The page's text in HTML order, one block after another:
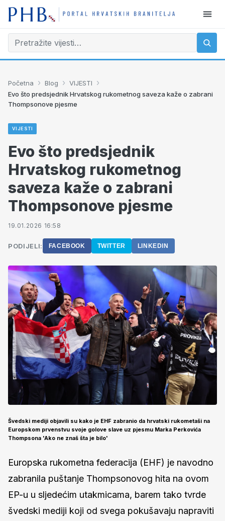
Početna › Blog › VIJESTI ›
Evo što predsjednik Hrvatskog rukometnog saveza kaže o zabrani
Thompsonove pjesme
VIJESTI
Evo što predsjednik
Hrvatskog rukometnog
saveza kaže o zabrani
Thompsonove pjesme
19.01.2026 16:58
PODIJELI: FACEBOOK TWITTER LINKEDIN
Švedski mediji objavili su kako je EHF zabranio da hrvatski rukometaši na
Europskom prvenstvu svoje golove slave uz pjesmu Marka Perkovića
Thompsona 'Ako ne znaš šta je bilo'
Europska rukometna federacija (EHF) je navodno
zabranila puštanje Thompsonovog hita na ovom
EP-u u sljedećim utakmicama, barem tako tvrde
švedski mediji koji od svega pokušavaju napraviti